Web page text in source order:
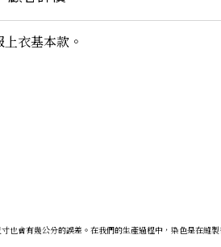
衣基本款。
會有幾公分的誤差。在我們的生產過程中，染色是在縫